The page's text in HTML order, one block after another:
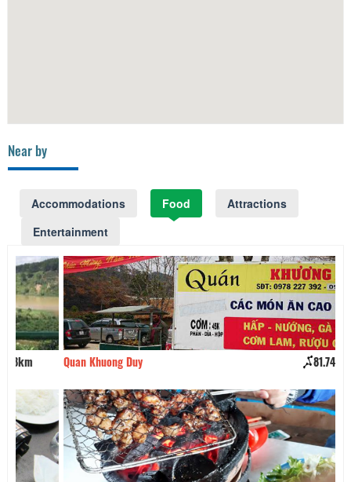
Near by
Accommodations Food
Attractions
Entertainment
Quan Khuong Duy 81.74km